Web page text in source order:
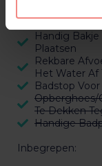
Handig
Plaatsen
Rekbare
Het Water Af
Badstop
Opberghoes/
Te Dekken
Handige
Inbegrepen: